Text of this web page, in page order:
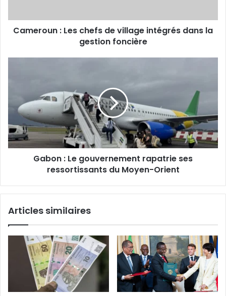
la
gestion
Cameroun : Les chefs de village intégrés dans la
gestion foncière
gouvernement
rapatrie
ses
ressortissants
du
Moyen-
Gabon : Le gouvernement rapatrie ses
ressortissants du Moyen-Orient
Articles similaires